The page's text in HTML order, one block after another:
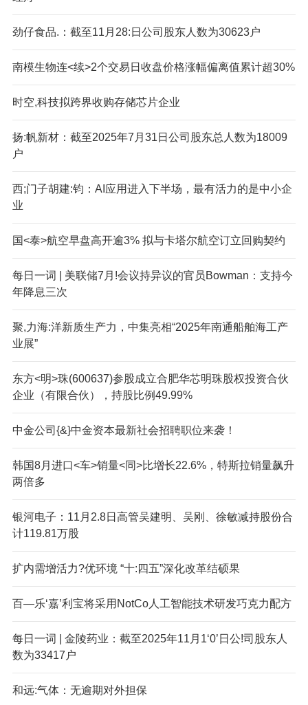
劲仔食品.：截至11月28:日公司股东人数为30623户
南模生物连<续>2个交易日收盘价格涨幅偏离值累计超30%
时空,科技拟跨界收购存储芯片企业
扬:帆新材：截至2025年7月31日公司股东总人数为18009
户
西;门子胡建:钧：AI应用进入下半场，最有活力的是中小企
业
国<泰>航空早盘高开逾3% 拟与卡塔尔航空订立回购契约
每日一词 | 美联储7月!会议持异议的官员Bowman：支持今
年降息三次
聚,力海:洋新质生产力，中集亮相“2025年南通船舶海工产
业展”
东方<明>珠(600637)参股成立合肥华芯明珠股权投资合伙
企业（有限合伙），持股比例49.99%
中金公司{&}中金资本最新社会招聘职位来袭！
韩国8月进口<车>销量<同>比增长22.6%，特斯拉销量飙升
两倍多
银河电子：11月2.8日高管吴建明、吴刚、徐敏减持股份合
计119.81万股
扩内需增活力?优环境 “十:四五”深化改革结硕果
百—乐‘嘉’利宝将采用NotCo人工智能技术研发巧克力配方
每日一词 | 金陵药业：截至2025年11月1‘0’日公!司股东人
数为33417户
和远:气体：无逾期对外担保